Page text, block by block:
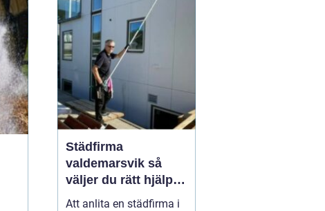
bygg- och
fastighetsbranschen får
rätt kunskap om
brandskydd minskar
risken för fel som ...
Städfirma
valdemarsvik så
väljer du rätt hjälp
för hem och företag
Att anlita en städfirma i